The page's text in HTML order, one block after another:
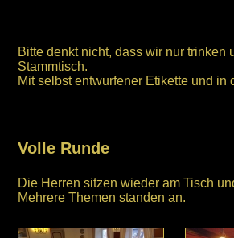
Bitte denkt nicht, dass wir nur
Stammtisch.
Mit selbst entwurfener Etikette und in
Volle Runde
Die Herren sitzen wieder am Tisch
Mehrere Themen standen an.